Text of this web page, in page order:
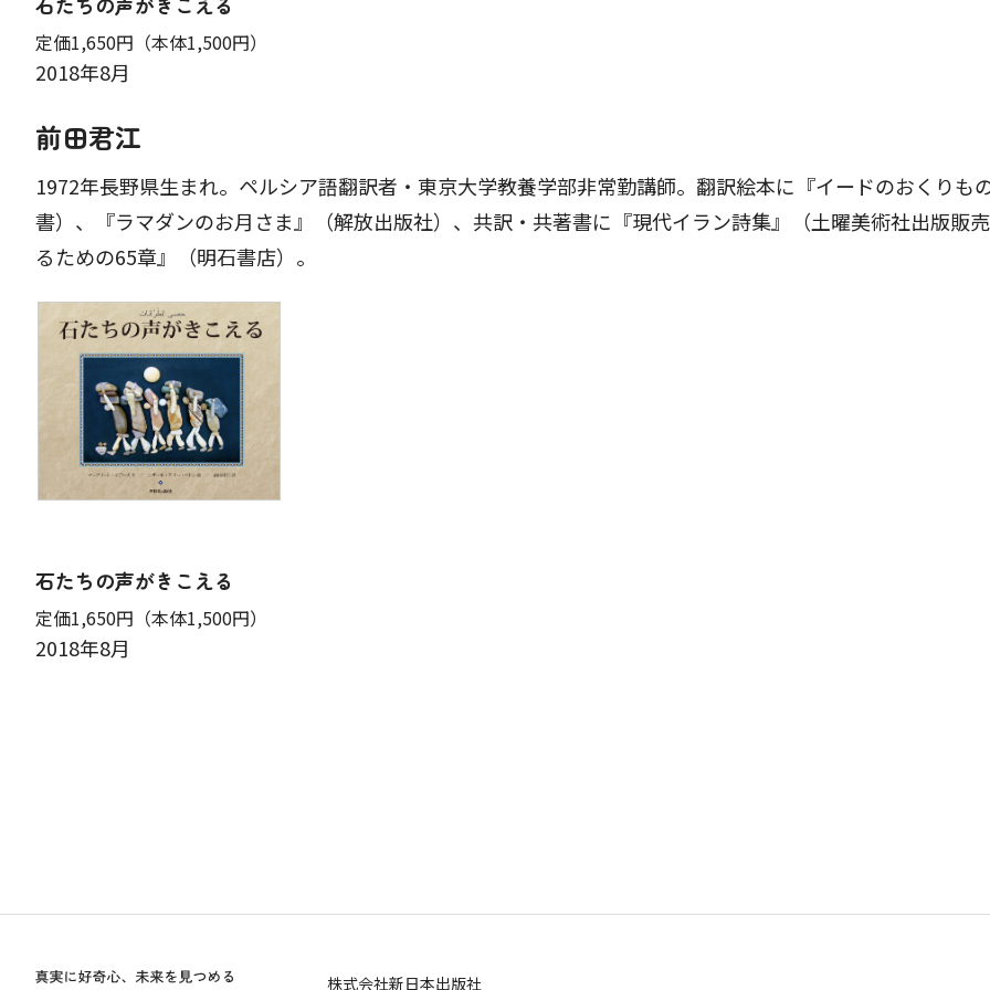
定価1,650円 （本体1,500円）
2018年8月
前田君江
1972年長野県生まれ。ペルシア語翻訳者・東京大学教養学部非常勤講師。翻訳絵本に『イードのおくりも
書）、『ラマダンのお月さま』（解放出版社）、共訳・共著書に『現代イラン詩集』（土曜美術社出版販
るための65章』（明石書店）。
石たちの声がきこえる
定価1,650円 （本体1,500円）
2018年8月
株式会社新日本出版社